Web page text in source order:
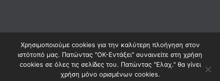
Powered byDigisol Ltd.|Χρήση Cookies
↑
Χρησιμοποιούμε cookies για την καλύτερη πλοήγηση στον
ιστότοπό μας. Πατώντας "ΟΚ-Εντάξει" συναινείτε στη χρήση
cookies σε όλες τις σελίδες του. Πατώντας "Ελαχ." θα γίνει
χρήση μόνο ορισμένων cookies.